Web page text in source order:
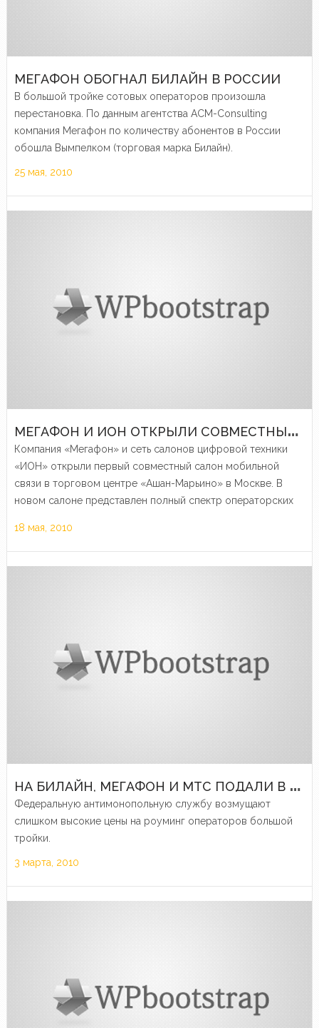
МЕГАФОН ОБОГНАЛ БИЛАЙН В РОССИИ
В большой тройке сотовых операторов произошла
перестановка. По данным агентства ACM-Consulting
компания Мегафон по количеству абонентов в России
обошла Вымпелком (торговая марка Билайн).
25 мая, 2010
М
ЕГАФОН И ИОН ОТКРЫЛИ СОВМЕСТНЫЙ САЛОН
Компания «Мегафон» и сеть салонов цифровой техники
«ИОН» открыли первый совместный салон мобильной
связи в торговом центре «Ашан-Марьино» в Москве. В
новом салоне представлен полный спектр операторских
техники.
18 мая, 2010
Н
А БИЛАЙН, МЕГАФОН И МТС ПОДАЛИ В СУД
Федеральную антимонопольную службу возмущают
слишком высокие цены на роуминг операторов большой
тройки.
3 марта, 2010